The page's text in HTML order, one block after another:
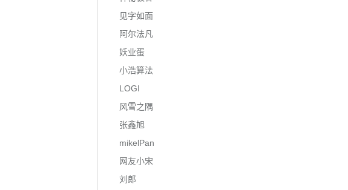
见字如面
阿尔法凡
妖业蛋
小浩算法
LOGI
风雪之隅
张鑫旭
mikelPan
网友小宋
刘郎